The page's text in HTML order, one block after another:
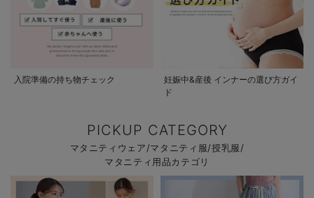
入院準備の持ち物チェック
妊娠中&産後 インナーの選び方ガイ
ド
PICKUP CATEGORY
マタニティウェア/マタニティ服/授乳服/
マタニティ用品カテゴリ